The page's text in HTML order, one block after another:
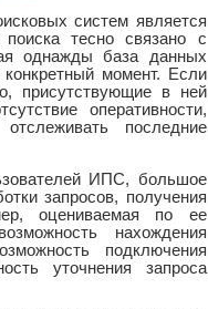
систем является
поиска тесно связано с
однажды база данных
момент. Если
присутствующие в ней
оперативности,
последние
ИПС, большое
запросов, получения
оцениваемая по ее
нахождения
подключения
уточнения запроса